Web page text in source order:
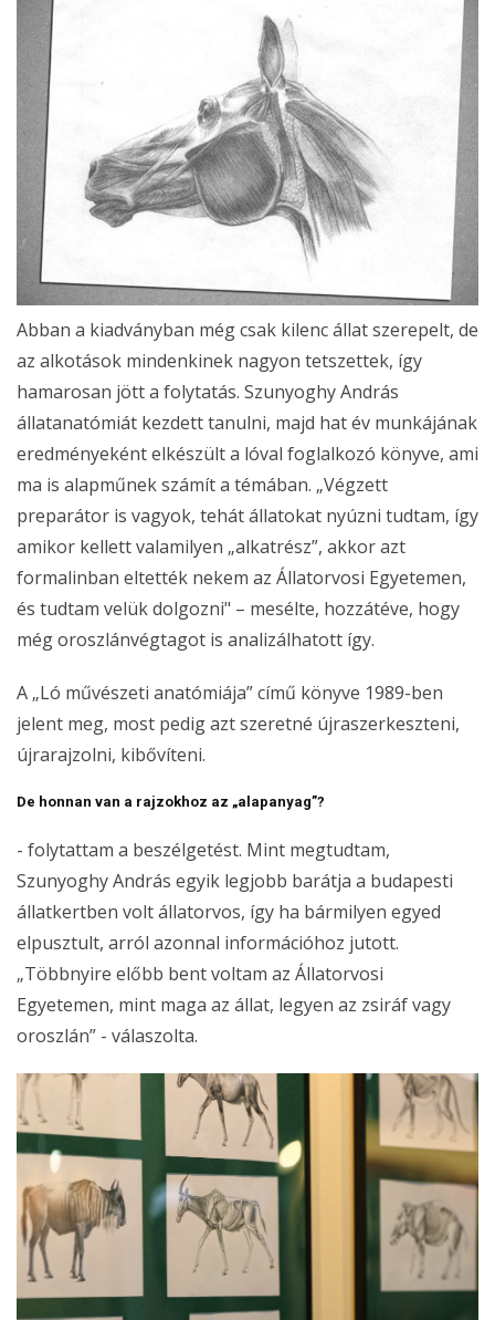
Abban a kiadványban még csak kilenc állat szerepelt, de
az alkotások mindenkinek nagyon tetszettek, így
hamarosan jött a folytatás. Szunyoghy András
állatanatómiát kezdett tanulni, majd hat év munkájának
eredményeként elkészült a lóval foglalkozó könyve, ami
ma is alapműnek számít a témában. „Végzett
preparátor is vagyok, tehát állatokat nyúzni tudtam, így
amikor kellett valamilyen „alkatrész”, akkor azt
formalinban eltették nekem az Állatorvosi Egyetemen,
és tudtam velük dolgozni" – mesélte, hozzátéve, hogy
még oroszlánvégtagot is analizálhatott így.
A „Ló művészeti anatómiája” című könyve 1989-ben
jelent meg, most pedig azt szeretné újraszerkeszteni,
újrarajzolni, kibővíteni.
De honnan van a rajzokhoz az „alapanyag”?
- folytattam a beszélgetést. Mint megtudtam,
Szunyoghy András egyik legjobb barátja a budapesti
állatkertben volt állatorvos, így ha bármilyen egyed
elpusztult, arról azonnal információhoz jutott.
„Többnyire előbb bent voltam az Állatorvosi
Egyetemen, mint maga az állat, legyen az zsiráf vagy
oroszlán” - válaszolta.